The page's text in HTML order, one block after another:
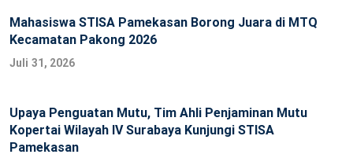
Mahasiswa STISA Pamekasan Borong Juara di MTQ
Kecamatan Pakong 2026
Juli 31, 2026
Upaya Penguatan Mutu, Tim Ahli Penjaminan Mutu
Kopertai Wilayah IV Surabaya Kunjungi STISA
Pamekasan